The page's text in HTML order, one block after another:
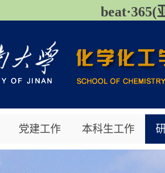
党建工作 本科生工作